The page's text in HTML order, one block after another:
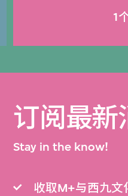
1
订阅最新
Stay in the know!
收取M+与西九文